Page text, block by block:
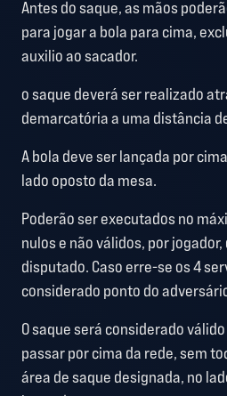
Antes do saque, as mãos
para jogar a bola para cima,
auxilio ao sacador.
o saque deverá ser realizado
demarcatória a uma distância
A bola deve ser lançada por
lado oposto da mesa.
Poderão ser executados no
nulos e não válidos, por
disputado. Caso erre-se os 4
considerado ponto do
O saque será considerado
passar por cima da rede, sem
área de saque designada, no